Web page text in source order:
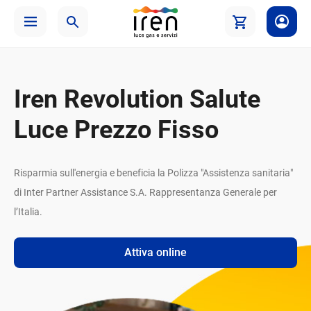
Iren Revolution Salute
Luce Prezzo Fisso
Risparmia sull'energia e beneficia la Polizza "Assistenza sanitaria"
di Inter Partner Assistance S.A. Rappresentanza Generale per
l’Italia.
Attiva online